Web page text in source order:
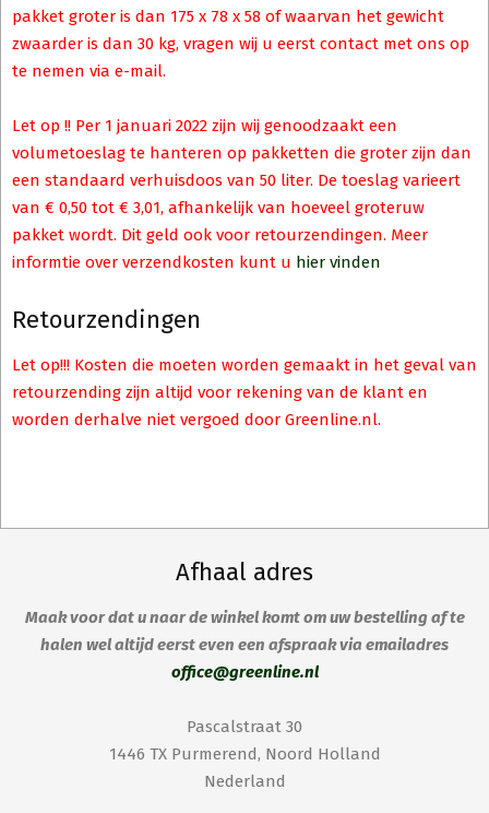
pakket groter is dan 175 x 78 x 58 of waarvan het gewicht
zwaarder is dan 30 kg, vragen wij u eerst contact met ons op
te nemen via e-mail.
Let op !! Per 1 januari 2022 zijn wij genoodzaakt een
volumetoeslag te hanteren op pakketten die groter zijn dan
een standaard verhuisdoos van 50 liter. De toeslag varieert
van € 0,50 tot € 3,01, afhankelijk van hoeveel groteruw
pakket wordt. Dit geld ook voor retourzendingen. Meer
informtie over verzendkosten kunt u hier vinden
Retourzendingen
Let op!!! Kosten die moeten worden gemaakt in het geval van
retourzending zijn altijd voor rekening van de klant en
worden derhalve niet vergoed door Greenline.nl.
Afhaal adres
Maak voor dat u naar de winkel komt om uw bestelling af te
halen wel altijd eerst even een afspraak via emailadres
office@greenline.nl
Pascalstraat 30
1446 TX Purmerend, Noord Holland
Nederland